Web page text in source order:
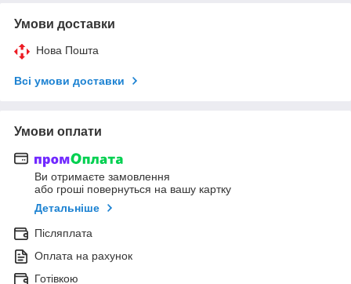
Умови доставки
Нова Пошта
Всі умови доставки
Умови оплати
Ви отримаєте замовлення
або гроші повернуться на вашу картку
Детальніше
Післяплата
Оплата на рахунок
Готівкою